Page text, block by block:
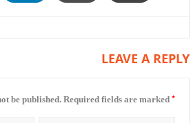
LEAVE A REPLY
be published. Required fields are marked *